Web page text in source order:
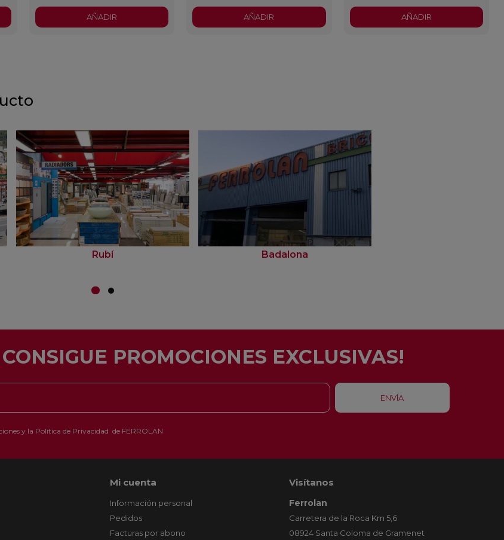
AÑADIR AÑADIR AÑADIR
Rubí Badalona
PROMOCIONES EXCLUSIVAS!
y la Política de Privacidad de FERROLAN
Mi cuenta
Información personal
Pedidos
Facturas por abono
Visítanos
Ferrolan
Carretera de la Roca Km 5,6
08924 Santa Coloma de Gramenet